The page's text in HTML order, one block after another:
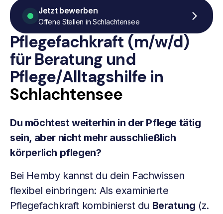
Pflegefachkraft (m/w/d)
für Beratung und
Pflege/Alltagshilfein
Schlachtensee
Du möchtest weiterhin in der Pflege tätig
sein, aber nicht mehr ausschließlich
körperlich pflegen?
Bei Hemby kannst du dein Fachwissen
flexibel einbringen: Als examinierte
Pflegefachkraft kombinierst du Beratung (z.
Jetzt bewerben
Offene Stellen in Schlachtensee